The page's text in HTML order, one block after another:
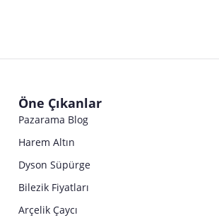
Öne Çıkanlar
Pazarama Blog
Harem Altın
Dyson Süpürge
Bilezik Fiyatları
Arçelik Çaycı